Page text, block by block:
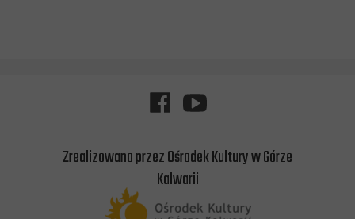
Zrealizowano przez Ośrodek Kultury w Górze
Kalwarii